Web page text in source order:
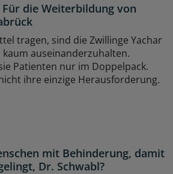
die Weiterbildung von
tragen, sind die Zwillinge Yachar
kaum auseinanderzuhalten.
Patienten nur im Doppelpack.
ihre einzige Herausforderung.
mit Behinderung, damit
Dr. Schwabl?